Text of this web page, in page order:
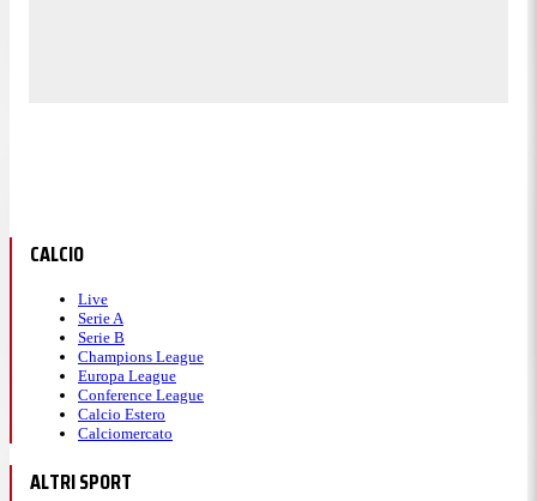
CALCIO
Live
Serie A
Serie B
Champions League
Europa League
Conference League
Calcio Estero
Calciomercato
ALTRI SPORT